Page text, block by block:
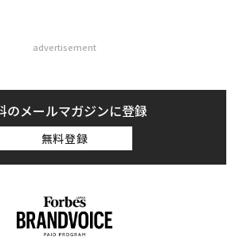
advertisement
のメールマガジンに登録
無料登録